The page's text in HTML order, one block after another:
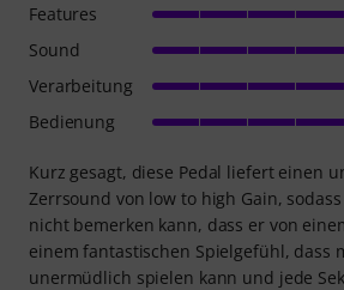
Kurz gesagt, diese Pedal liefert einen
Zerrsound von low to high Gain,
nicht bemerken kann, dass er von
einem fantastischen Spielgefühl, dass
unermüdlich spielen kann und jede
Features
Sound
Verarbeitung
Bedienung